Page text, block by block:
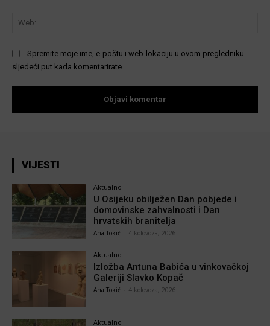
Spremite moje ime, e-poštu i web-lokaciju u ovom pregledniku
sljedeći put kada komentarirate.
VIJESTI
Aktualno
U Osijeku obilježen Dan pobjede i
domovinske zahvalnosti i Dan
hrvatskih branitelja
Ana Tokić 4 kolovoza, 2026
Aktualno
Izložba Antuna Babića u vinkovačkoj
Galeriji Slavko Kopač
Ana Tokić 4 kolovoza, 2026
Aktualno